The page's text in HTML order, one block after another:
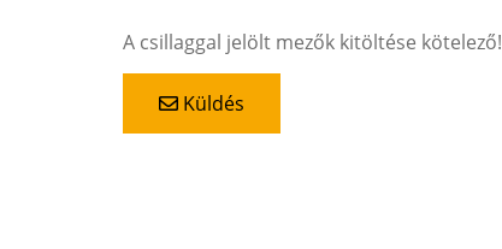
A csillaggal jelölt mezők kitöltése kötelező!
Küldés